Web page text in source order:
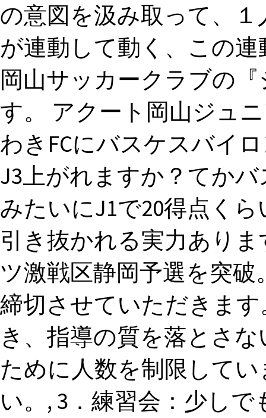
の意図を汲み取って、
が連動して動く、この
岡山サッカークラブの
す。 アクート岡山ジュ
わきFCにバスケスバイ
J3上がれますか？てか
みたいにJ1で20得点く
引き抜かれる実力ありま
ツ激戦区静岡予選を突
締切させていただきま
き、指導の質を落とさ
ために人数を制限して
い。, 3．練習会：少し